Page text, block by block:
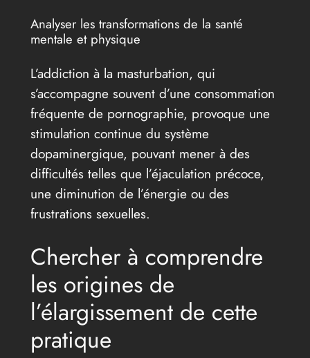
Analyser les transformations de la santé
mentale et physique
L’addiction à la masturbation, qui
s’accompagne souvent d’une consommation
fréquente de pornographie, provoque une
stimulation continue du système
dopaminergique, pouvant mener à des
difficultés telles que l’éjaculation précoce,
une diminution de l’énergie ou des
frustrations sexuelles.
Chercher à comprendre
les origines de
l’élargissement de cette
pratique